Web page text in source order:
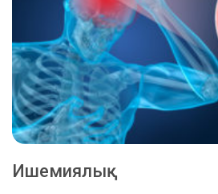
Ишемиялық